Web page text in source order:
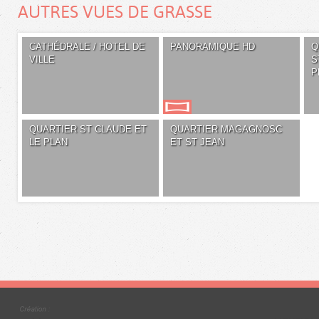
AUTRES VUES DE GRASSE
CATHÉDRALE / HOTEL DE
VILLE
PANORAMIQUE HD
QUARTIER ST CLAUDE ET
LE PLAN
QUARTIER MAGAGNOSC
ET ST JEAN